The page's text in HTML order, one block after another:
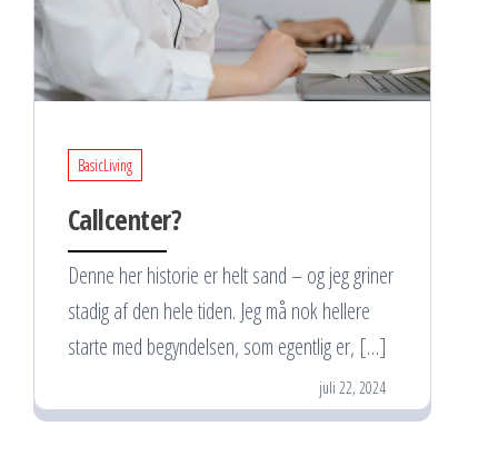
BasicLiving
Callcenter?
Denne her historie er helt sand – og jeg griner
stadig af den hele tiden. Jeg må nok hellere
starte med begyndelsen, som egentlig er, […]
juli 22, 2024